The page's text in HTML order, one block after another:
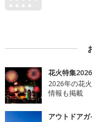
花火特集2026
2026年の花
情報も掲載
アウトドアガ